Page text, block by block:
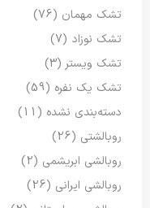
تشک مهمان (76)
تشک نوزاد (7)
تشک ویستر (3)
تشک یک نفره (59)
دسته‌بندی نشده (11)
روبالشتی (26)
روبالشی ابریشمی (2)
روبالشی ایرانی (26)